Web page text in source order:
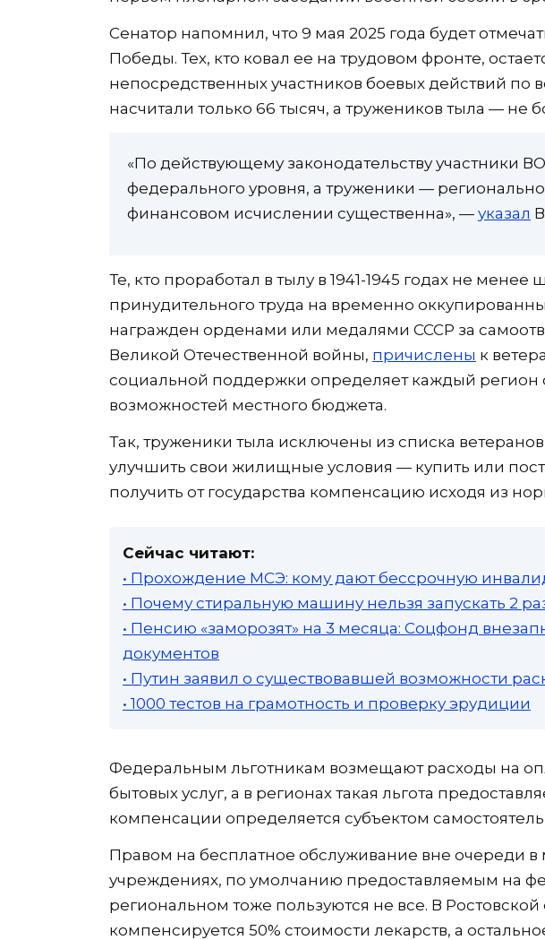
Сенатор напомнил, что 9 мая 2025 года будет
Победы. Тех, кто ковал ее на трудовом фронте,
непосредственных участников боевых действий по
насчитали только 66 тысяч, а тружеников тыла — не
«По действующему законодательству участники
федерального уровня, а труженики —
финансовом исчислении существенна», — указал
Те, кто проработал в тылу в 1941-1945 годах не
принудительного труда на временно
награжден орденами или медалями СССР за
Великой Отечественной войны, причислены к
социальной поддержки определяет каждый регион
возможностей местного бюджета.
Так, труженики тыла исключены из списка
улучшить свои жилищные условия — купить или
получить от государства компенсацию исходя из
Сейчас читают:
• Прохождение МСЭ: кому дают бессрочную
• Почему стиральную машину нельзя запускать 2
• Пенсию «заморозят» на 3 месяца: Соцфонд
документов
• Путин заявил о существовавшей возможности
• 1000 тестов на грамотность и проверку эрудиции
Федеральным льготникам возмещают расходы на
бытовых услуг, а в регионах такая льгота
компенсации определяется субъектом
Правом на бесплатное обслуживание вне очереди
учреждениях, по умолчанию предоставляемым на
региональном тоже пользуются не все. В
компенсируется 50% стоимости лекарств, а